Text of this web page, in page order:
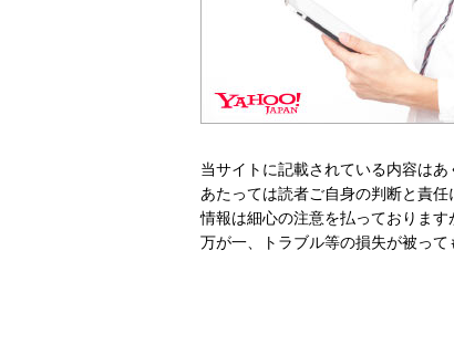
当サイトに記載されている内容は
あたっては読者ご自身の判断と責
情報は細心の注意を払っておりま
万が一、トラブル等の損失が被って